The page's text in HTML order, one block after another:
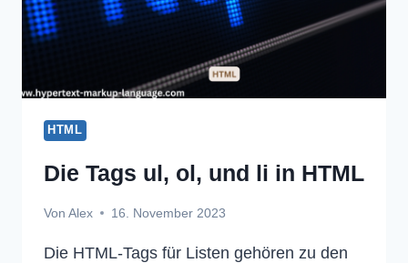
HTML
Die Tags ul, ol, und li in HTML
Von Alex 16. November 2023
Die HTML-Tags für Listen gehören zu den